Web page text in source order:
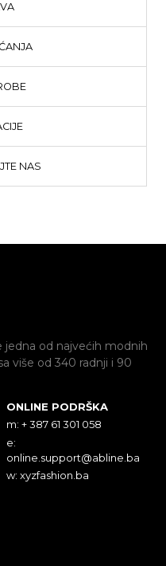
NAS
jedna od najvećih modnih
više od 340 radnji i 90
ONLINE PODRŠKA
m: + 387 61 301 058
e:
online.support@abline.ba
w: xyzfashion.ba